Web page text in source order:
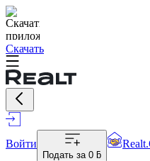
Скачать
Войти
Подать за 0 ƃ